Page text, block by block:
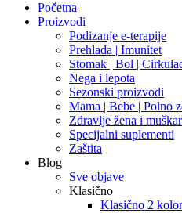
Početna
Proizvodi
Podizanje e-terapije
Prehlada | Imunitet
Stomak | Bol |
Nega i lepota
Sezonski proizvodi
Mama | Bebe | Polno
Zdravlje žena i
Specijalni suplementi
Zaštita
Blog
Sve objave
Klasično
Klasično 2